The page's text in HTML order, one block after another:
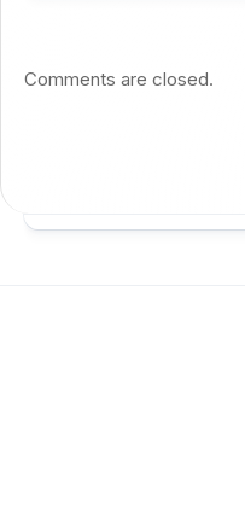
Comments are closed.